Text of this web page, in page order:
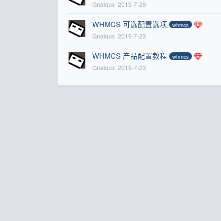
Gnaiqux 2019-7-29
WHMCS 可选配置选项 whmcs
Gnaiqux 2019-7-23
WHMCS 产品配置教程 whmcs
Gnaiqux 2019-7-23